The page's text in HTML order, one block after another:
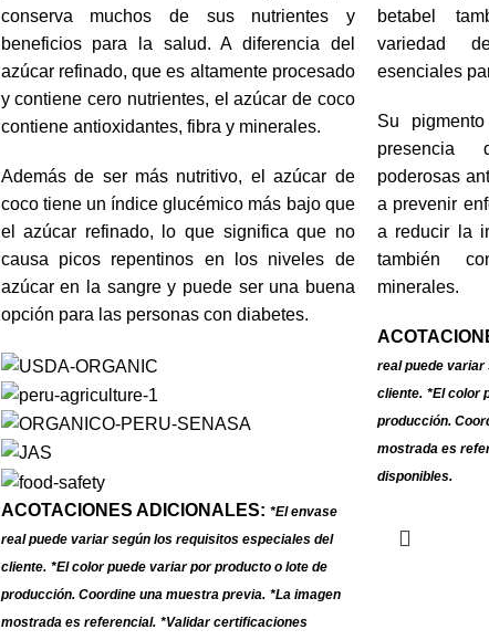
conserva muchos de sus nutrientes y
beneficios para la salud. A diferencia del
azúcar refinado, que es altamente procesado
y contiene cero nutrientes, el azúcar de coco
contiene antioxidantes, fibra y minerales.
Además de ser más nutritivo, el azúcar de
coco tiene un índice glucémico más bajo que
el azúcar refinado, lo que significa que no
causa picos repentinos en los niveles de
azúcar en la sangre y puede ser una buena
opción para las personas con diabetes.
ACOTACIONES ADICIONALES: *El envase
real puede variar según los requisitos especiales del
cliente. *El color puede variar por producto o lote de
producción. Coordine una muestra previa. *La imagen
mostrada es referencial. *Validar certificaciones
betabel
variedad
esenciales
Su
presencia
poderosas
a prevenir
a reducir la
también
minerales.
real puede
cliente. *El color
producción.
mostrada es
disponibles.